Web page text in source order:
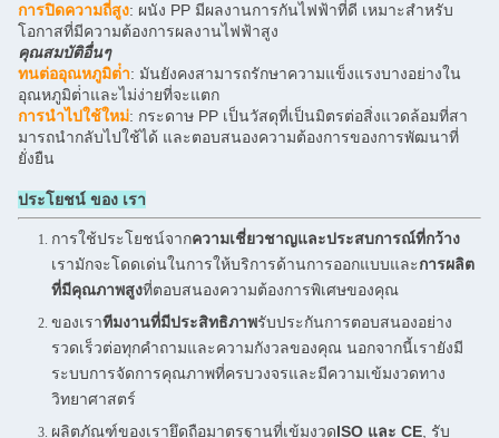
การปิดความถี่สูง: ผนัง PP มีผลงานการกันไฟฟ้าที่ดี เหมาะสําหรับ
โอกาสที่มีความต้องการผลงานไฟฟ้าสูง
คุณสมบัติอื่นๆ
ทนต่ออุณหภูมิต่ํา: มันยังคงสามารถรักษาความแข็งแรงบางอย่างใน
อุณหภูมิต่ําและไม่ง่ายที่จะแตก
การนําไปใช้ใหม่: กระดาษ PP เป็นวัสดุที่เป็นมิตรต่อสิ่งแวดล้อมที่สา
มารถนํากลับไปใช้ได้ และตอบสนองความต้องการของการพัฒนาที่
ยั่งยืน
ประโยชน์ ของ เรา
การใช้ประโยชน์จากความเชี่ยวชาญและประสบการณ์ที่กว้าง
เรามักจะโดดเด่นในการให้บริการด้านการออกแบบและการผลิต
ที่มีคุณภาพสูงที่ตอบสนองความต้องการพิเศษของคุณ
ของเราทีมงานที่มีประสิทธิภาพรับประกันการตอบสนองอย่าง
รวดเร็วต่อทุกคําถามและความกังวลของคุณ นอกจากนี้เรายังมี
ระบบการจัดการคุณภาพที่ครบวงจรและมีความเข้มงวดทาง
วิทยาศาสตร์
ผลิตภัณฑ์ของเรายึดถือมาตรฐานที่เข้มงวดISO และ CE , รับ